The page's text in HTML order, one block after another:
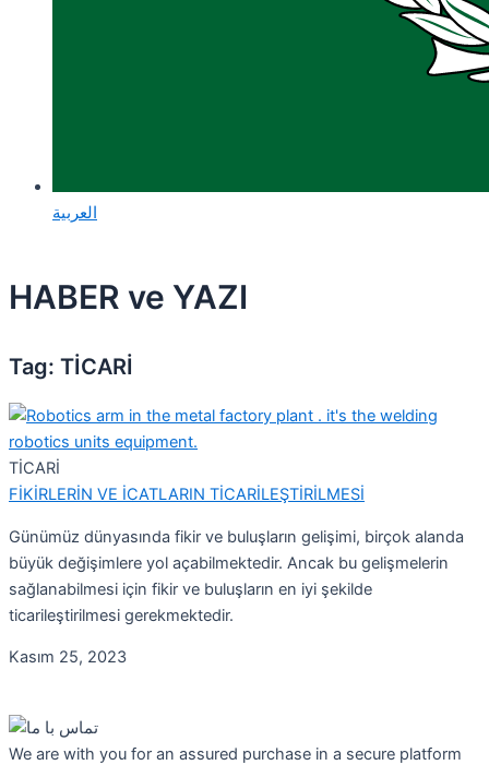
العربية
HABER ve YAZI
Tag: TİCARİ
TİCARİ
FİKİRLERİN VE İCATLARIN TİCARİLEŞTİRİLMESİ
Günümüz dünyasında fikir ve buluşların gelişimi, birçok alanda
büyük değişimlere yol açabilmektedir. Ancak bu gelişmelerin
sağlanabilmesi için fikir ve buluşların en iyi şekilde
ticarileştirilmesi gerekmektedir.
Kasım 25, 2023
We are with you for an assured purchase in a secure platform